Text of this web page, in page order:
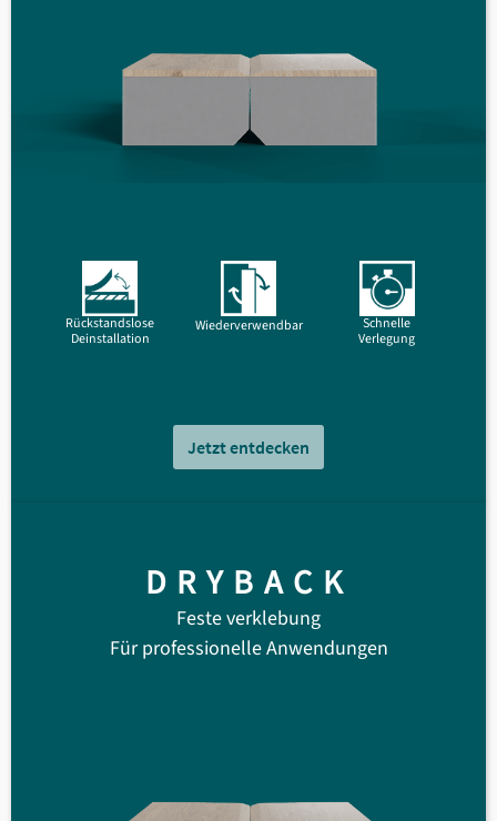
Rückstandslose
Deinstallation
Wiederverwendbar
Schnelle
Verlegung
Jetzt entdecken
DRYBACK
Feste verklebung
Für professionelle Anwendungen